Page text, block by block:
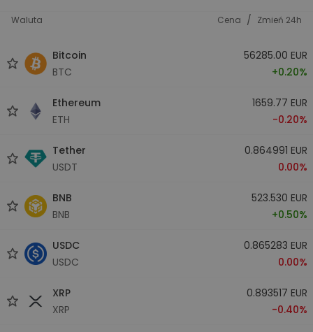
Waluta Cena / Zmień 24h
Bitcoin
BTC
56285.00 EUR
+0.20%
Ethereum
ETH
1659.77 EUR
-0.20%
Tether
USDT
0.864991 EUR
0.00%
BNB
BNB
523.530 EUR
+0.50%
USDC
USDC
0.865283 EUR
0.00%
XRP
XRP
0.893517 EUR
-0.40%